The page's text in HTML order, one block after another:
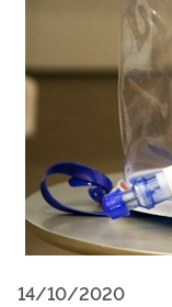
14/10/2020